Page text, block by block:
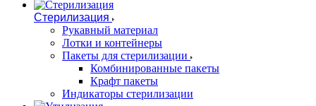
Стерилизация
Рукавный материал
Лотки и контейнеры
Пакеты для стерилизации
Комбинированные пакеты
Крафт пакеты
Индикаторы стерилизации